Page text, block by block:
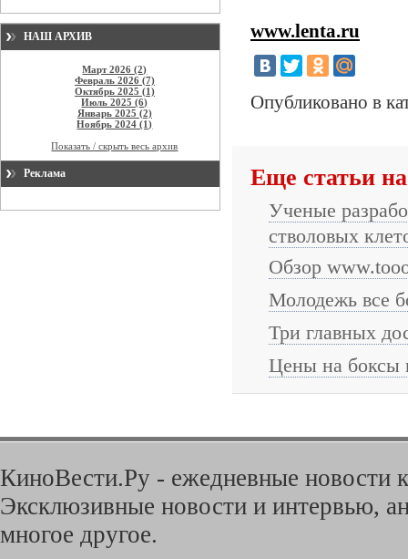
НАШ АРХИВ
Март 2026 (2)
Февраль 2026 (7)
Октябрь 2025 (1)
Июль 2025 (6)
Январь 2025 (2)
Ноябрь 2024 (1)
Показать / скрыть весь архив
Реклама
www.lenta.ru
Опубликовано в
Еще статьи
Ученые
стволовых
Обзор
Молодежь все
Три главных
Цены на боксы
КиноВести.Ру - ежедневные новости
Эксклюзивные новости и интервью,
многое другое.